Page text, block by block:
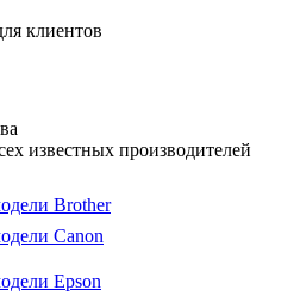
клиентов
известных производителей
Brother
Canon
Epson